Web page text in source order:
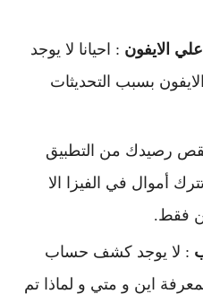
علي الايفون : احيانا لا يوجد
بسبب التحديثات
رصيدك من التطبيق
أموال في الفيزا الا
فقط.
: لا يوجد كشف حساب
اين و متي و لماذا تم